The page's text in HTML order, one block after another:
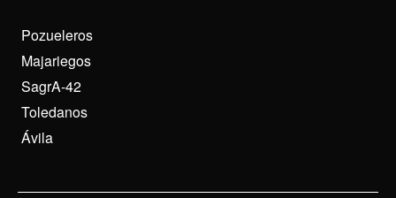
Pozueleros
Majariegos
SagrA-42
Toledanos
Ávila